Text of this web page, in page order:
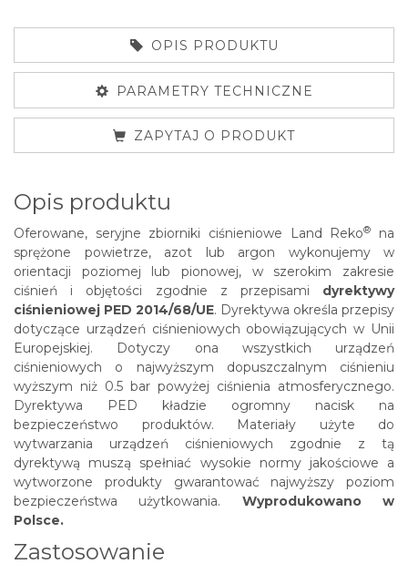
OPIS PRODUKTU
PARAMETRY TECHNICZNE
ZAPYTAJ O PRODUKT
Opis produktu
Oferowane, seryjne zbiorniki ciśnieniowe Land Reko®
na
sprężone powietrze, azot lub argon wykonujemy w
orientacji poziomej lub pionowej, w szerokim zakresie
ciśnień i objętości zgodnie z przepisami dyrektywy
ciśnieniowej PED 2014/68/UE. Dyrektywa określa przepisy
dotyczące urządzeń ciśnieniowych obowiązujących w Unii
Europejskiej. Dotyczy ona wszystkich urządzeń
ciśnieniowych o najwyższym dopuszczalnym ciśnieniu
wyższym niż 0.5 bar powyżej ciśnienia atmosferycznego.
Dyrektywa PED kładzie ogromny nacisk na
bezpieczeństwo produktów. Materiały użyte do
wytwarzania urządzeń ciśnieniowych zgodnie z tą
dyrektywą muszą spełniać wysokie normy jakościowe a
wytworzone produkty gwarantować najwyższy poziom
bezpieczeństwa użytkowania. Wyprodukowano w
Polsce.
Zastosowanie